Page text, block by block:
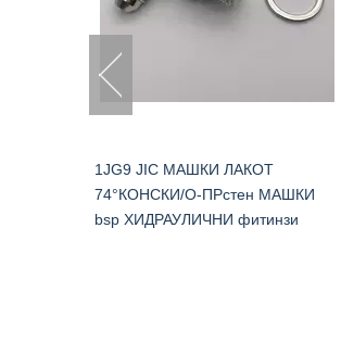
1JG9 JIC МАШКИ ЛАКОТ
74°КОНСКИ/О-ПРстен МАШКИ
bsp ХИДРАУЛИЧНИ фитинзи